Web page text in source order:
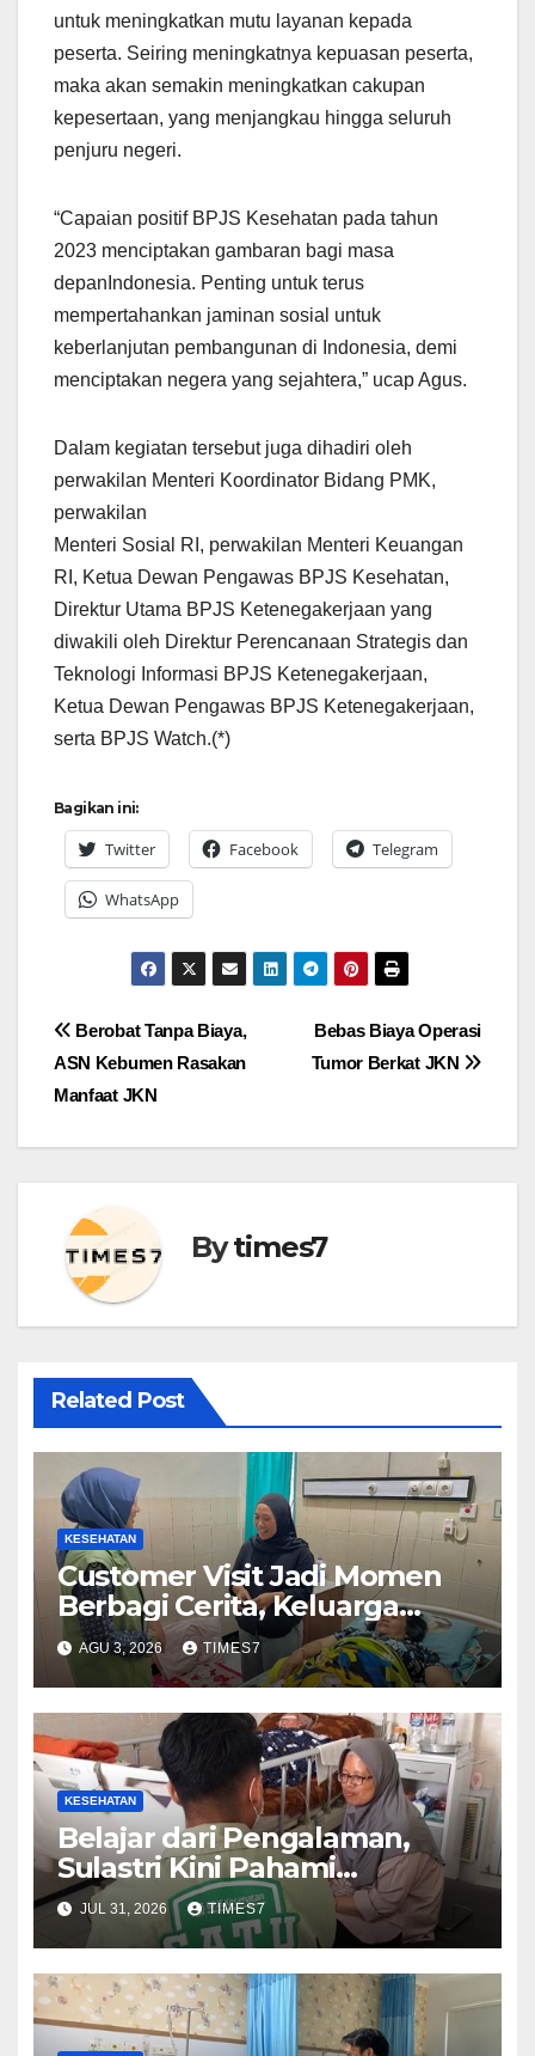
untuk meningkatkan mutu layanan kepada
peserta. Seiring meningkatnya kepuasan peserta,
maka akan semakin meningkatkan cakupan
kepesertaan, yang menjangkau hingga seluruh
penjuru negeri.
“Capaian positif BPJS Kesehatan pada tahun
2023 menciptakan gambaran bagi masa
depanIndonesia. Penting untuk terus
mempertahankan jaminan sosial untuk
keberlanjutan pembangunan di Indonesia, demi
menciptakan negera yang sejahtera,” ucap Agus.
Dalam kegiatan tersebut juga dihadiri oleh
perwakilan Menteri Koordinator Bidang PMK,
perwakilan
Menteri Sosial RI, perwakilan Menteri Keuangan
RI, Ketua Dewan Pengawas BPJS Kesehatan,
Direktur Utama BPJS Ketenegakerjaan yang
diwakili oleh Direktur Perencanaan Strategis dan
Teknologi Informasi BPJS Ketenegakerjaan,
Ketua Dewan Pengawas BPJS Ketenegakerjaan,
serta BPJS Watch.(*)
Bagikan ini:
Twitter Facebook Telegram
WhatsApp
Navigasi
pos
Bebas Biaya Operasi
Tumor Berkat JKN
Berobat Tanpa Biaya,
ASN Kebumen Rasakan
Manfaat JKN
Bytimes7
Related Post
KESEHATAN
Customer Visit Jadi Momen
Berbagi Cerita, Keluarga
Nurhayati Rasakan Manfaat
NyataProgram JKN
AGU 3, 2026 TIMES7
KESEHATAN
Belajar dari Pengalaman,
Sulastri Kini Pahami
Pentingnya Menjaga
Kepesertaan JKNTetap Aktif
JUL 31, 2026 TIMES7